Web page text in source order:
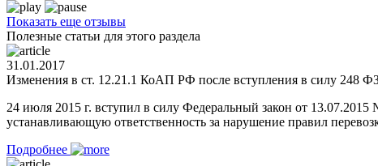
Показать еще отзывы
Полезные статьи для этого раздела
31.01.2017
Изменения в ст. 12.21.1 КоАП РФ после вступления в силу 248
24 июля 2015 г. вступил в силу Федеральный закон от
устанавливающую ответственность за нарушение правил
Подробнее